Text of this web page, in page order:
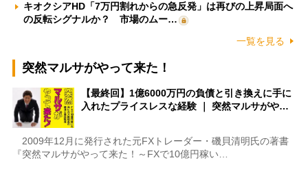
キオクシアHD「7万円割れからの急反発」は再びの上昇局面へ
の反転シグナルか？ 市場のムー…
一覧を見る
突然マルサがやって来た！
【最終回】1億6000万円の負債と引き換えに手に
入れたプライスレスな経験 ｜ 突然マルサがや…
2009年12月に発行された元FXトレーダー・磯貝清明氏の著書
『突然マルサがやって来た！～FXで10億円稼い…